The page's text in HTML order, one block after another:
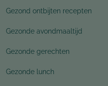
Gezond ontbijten recepten
Gezonde avondmaaltijd
Gezonde gerechten
Gezonde lunch